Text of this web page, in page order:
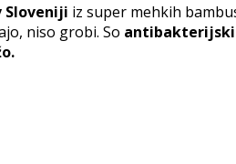
Sloveniji iz super mehkih
niso grobi. So antibakterijski